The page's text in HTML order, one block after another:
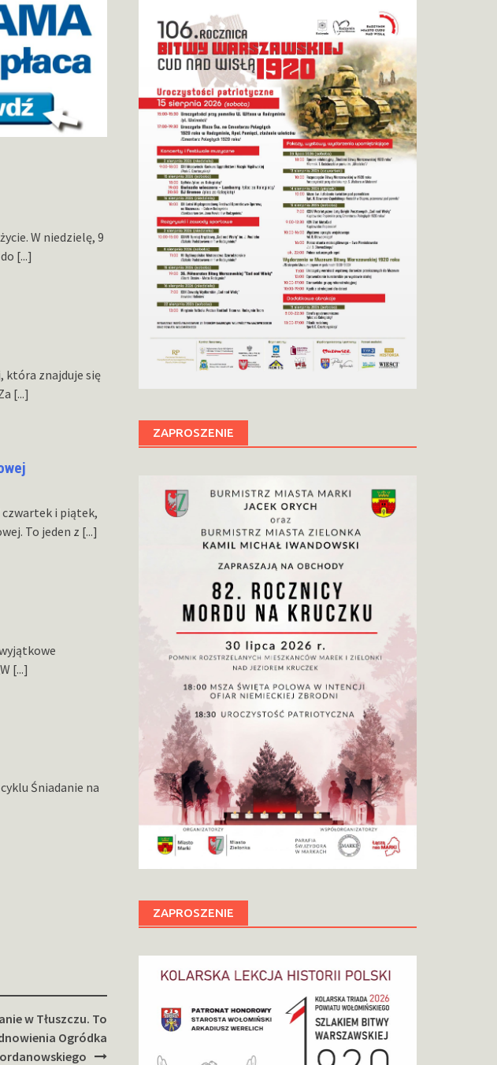
W niedzielę, 9
[...]
która znajduje się
[...]
czwartek i piątek,
To jeden z [...]
[...]
Śniadanie na
w Tłuszczu. To
Ogródka
ZAPROSZENIE
ZAPROSZENIE